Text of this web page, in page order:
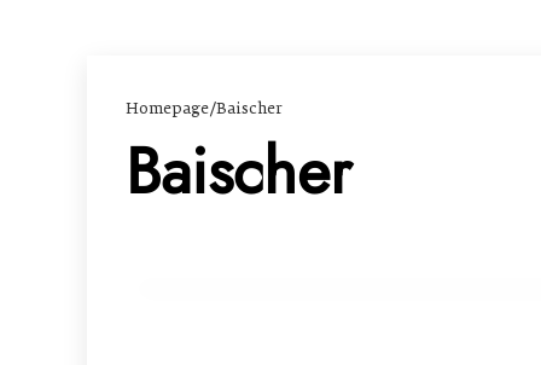
Homepage/Baischer
Baischer